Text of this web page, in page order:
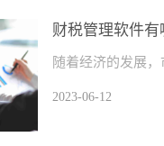
财税管理软件有
2023-06-12